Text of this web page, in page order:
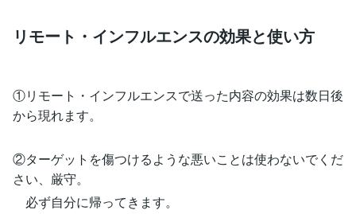
リモート・インフルエンスの効果と使い方
①リモート・インフルエンスで送った内容の効果は数日後
から現れます。
②ターゲットを傷つけるような悪いことは使わないでくだ
さい、厳守。
必ず自分に帰ってきます。